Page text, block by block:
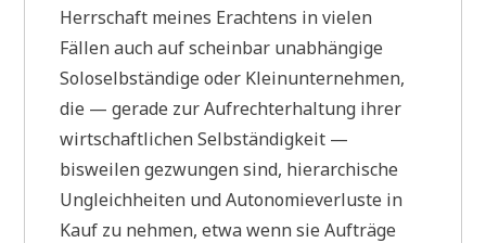
Herrschaft meines Erachtens in vielen
Fällen auch auf scheinbar unabhängige
Soloselbständige oder Kleinunternehmen,
die — gerade zur Aufrechterhaltung ihrer
wirtschaftlichen Selbständigkeit —
bisweilen gezwungen sind, hierarchische
Ungleichheiten und Autonomieverluste in
Kauf zu nehmen, etwa wenn sie Aufträge